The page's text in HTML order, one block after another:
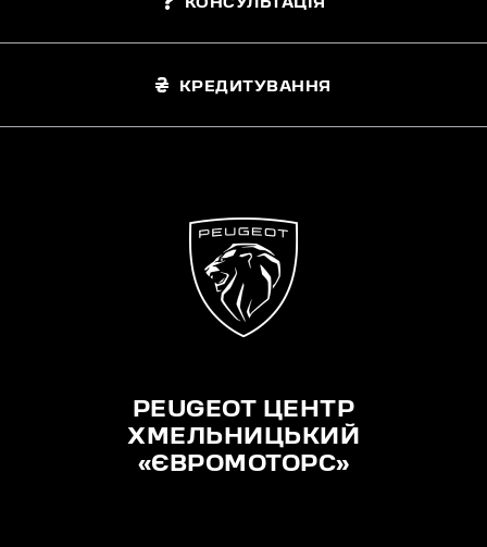
КОНСУЛЬТАЦІЯ
КРЕДИТУВАННЯ
PEUGEOT ЦЕНТР
ХМЕЛЬНИЦЬКИЙ
«ЄВРОМОТОРС»